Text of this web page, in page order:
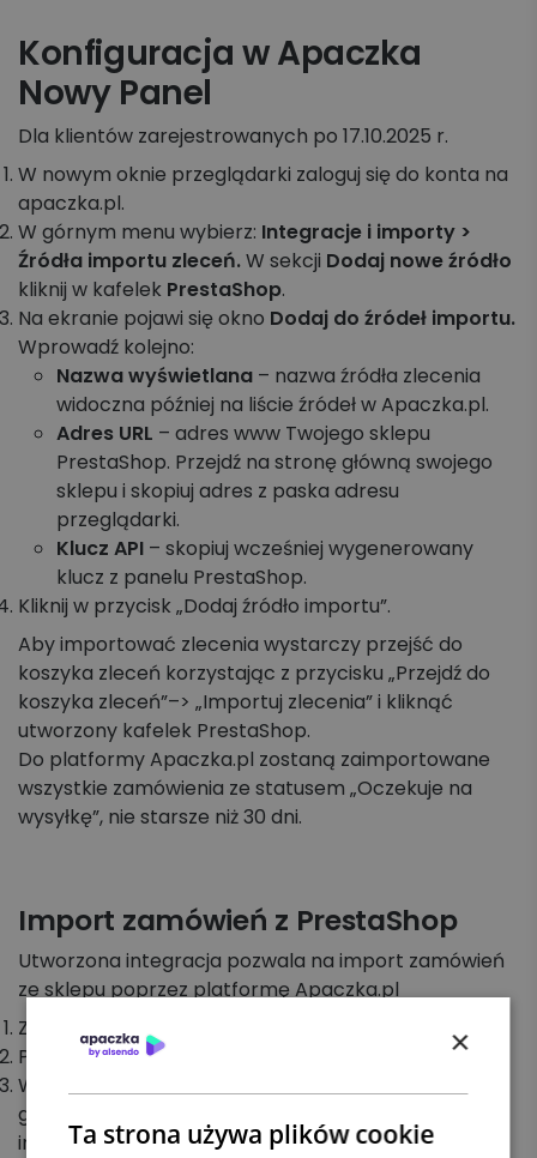
Konfiguracja w Apaczka
Nowy Panel
Dla klientów zarejestrowanych po 17.10.2025 r.
W nowym oknie przeglądarki zaloguj się do konta na
apaczka.pl.
W górnym menu wybierz: Integracje i importy >
Źródła importu zleceń.W sekcji Dodaj nowe źródło
kliknij w kafelek PrestaShop.
Na ekranie pojawi się okno Dodaj do źródeł importu.
Wprowadź kolejno:
Nazwa wyświetlana – nazwa źródła zlecenia
widoczna później na liście źródeł w Apaczka.pl.
Adres URL – adres www Twojego sklepu
PrestaShop. Przejdź na stronę główną swojego
sklepu i skopiuj adres z paska adresu
przeglądarki.
Klucz API – skopiuj wcześniej wygenerowany
klucz z panelu PrestaShop.
Kliknij w przycisk „Dodaj źródło importu”.
Aby importować zlecenia wystarczy przejść do
koszyka zleceń korzystając z przycisku „Przejdź do
koszyka zleceń”–> „Importuj zlecenia” i kliknąć
utworzony kafelek PrestaShop.
Do platformy Apaczka.pl zostaną zaimportowane
wszystkie zamówienia ze statusem „Oczekuje na
wysyłkę”, nie starsze niż 30 dni.
Import zamówień z PrestaShop
Utworzona integracja pozwala na import zamówień
ze sklepu poprzez platformę Apaczka.pl
Zaloguj się do swojego konta na Apaczka.pl
Przejdź do zakładki
Wybierz opcje
górnym rogu sekcji, a następnie wskaż źródło
importu jakoPrestaShop.
×
Ta strona używa plików cookie